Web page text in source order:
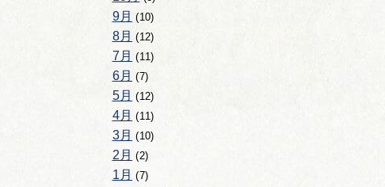
9月 (10)
8月 (12)
7月 (11)
6月 (7)
5月 (12)
4月 (11)
3月 (10)
2月 (2)
1月 (7)